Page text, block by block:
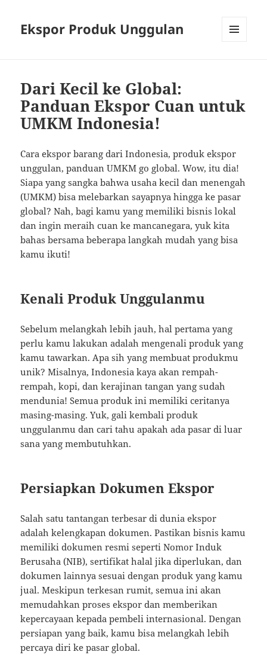
Ekspor Produk Unggulan
Dari Kecil ke Global:
Panduan Ekspor Cuan untuk
UMKM Indonesia!
Cara ekspor barang dari Indonesia, produk ekspor
unggulan, panduan UMKM go global. Wow, itu dia!
Siapa yang sangka bahwa usaha kecil dan menengah
(UMKM) bisa melebarkan sayapnya hingga ke pasar
global? Nah, bagi kamu yang memiliki bisnis lokal
dan ingin meraih cuan ke mancanegara, yuk kita
bahas bersama beberapa langkah mudah yang bisa
kamu ikuti!
Kenali Produk Unggulanmu
Sebelum melangkah lebih jauh, hal pertama yang
perlu kamu lakukan adalah mengenali produk yang
kamu tawarkan. Apa sih yang membuat produkmu
unik? Misalnya, Indonesia kaya akan rempah-
rempah, kopi, dan kerajinan tangan yang sudah
mendunia! Semua produk ini memiliki ceritanya
masing-masing. Yuk, gali kembali produk
unggulanmu dan cari tahu apakah ada pasar di luar
sana yang membutuhkan.
Persiapkan Dokumen Ekspor
Salah satu tantangan terbesar di dunia ekspor
adalah kelengkapan dokumen. Pastikan bisnis kamu
memiliki dokumen resmi seperti Nomor Induk
Berusaha (NIB), sertifikat halal jika diperlukan, dan
dokumen lainnya sesuai dengan produk yang kamu
jual. Meskipun terkesan rumit, semua ini akan
memudahkan proses ekspor dan memberikan
kepercayaan kepada pembeli internasional. Dengan
persiapan yang baik, kamu bisa melangkah lebih
percaya diri ke pasar global.